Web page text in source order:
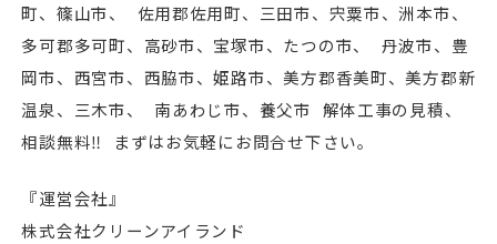
町、篠山市、 佐用郡佐用町、三田市、宍粟市、洲本市、
多可郡多可町、高砂市、宝塚市、たつの市、 丹波市、豊
岡市、⻄宮市、⻄脇市、姫路市、美方郡香美町、美方郡新
温泉、三木市、 南あわじ市、養父市 解体工事の見積、
相談無料‼︎ まずはお気軽にお問合せ下さい。
『運営会社』
株式会社クリーンアイランド